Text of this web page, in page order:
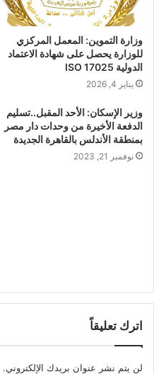
وزارة التموين: المعمل المركزي
للوزارة يحصل على شهادة الاعتماد
الدولية ISO 17025
يناير 4, 2026
وزير الإسكان: الأحد المقبل..تسليم
الدفعة الأخيرة من وحدات دار مصر
بمنطقة الأندلس بالقاهرة الجديدة
نوفمبر 21, 2023
اترك تعليقاً
لن يتم نشر عنوان بريدك الإلكتروني.